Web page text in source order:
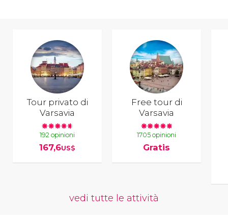
Tour privato di
Varsavia
192 opinioni
167,6US$
Free tour di
Varsavia
1705 opinioni
Gratis
vedi tutte le attività